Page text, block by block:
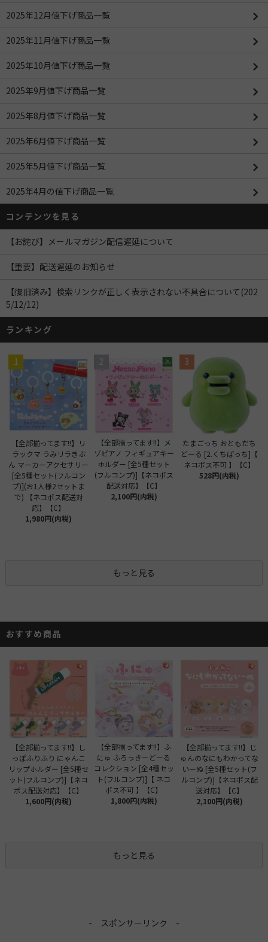
2025年12月値下げ商品一覧
2025年11月値下げ商品一覧
2025年10月値下げ商品一覧
2025年9月値下げ商品一覧
2025年8月値下げ商品一覧
2025年6月値下げ商品一覧
2025年5月値下げ商品一覧
2025年4月の値下げ商品一覧
コンテンツを見る
【お詫び】メールマガジン配信遅延について
【重要】配送遅延のお知らせ
【復旧済み】検索リンクが正しく表示されない不具合について(202
5/12/12)
ランキング
1
【全部揃ってます!!】リ
ラックマ うみリラきぶ
ん マーカーアクセサリー
[全5種セット(フルコン
プ)](お1人様2セットま
で) 【ネコポス配送対
応】【C】
1,980円(内税)
2
【全部揃ってます!!】メ
ゾピアノ フィギュアキー
ホルダー [全5種セット
(フルコンプ)]【ネコポス
配送対応】【C】
2,100円(内税)
3
たまごっち おともだち
どーる [2.くちぱっち]【
ネコポス不可 】【C】
528円(内税)
もっと見る
おすすめ商品
【全部揃ってます!!】し
っぽふりふり にゃんこ
リップホルダー [全5種セ
ット(フルコンプ)]【ネコ
ポス配送対応】【C】
1,600円(内税)
【全部揃ってます!!】ふ
にゅ ふろっきーどーる
コレクション [全4種セッ
ト(フルコンプ)]【 ネコ
ポス不可 】【C】
1,800円(内税)
【全部揃ってます!!】じ
ゅんのなにもわかってな
いーぬ [全5種セット(フ
ルコンプ)]【ネコポス配
送対応】【C】
2,100円(内税)
もっと見る
- スポンサーリンク -